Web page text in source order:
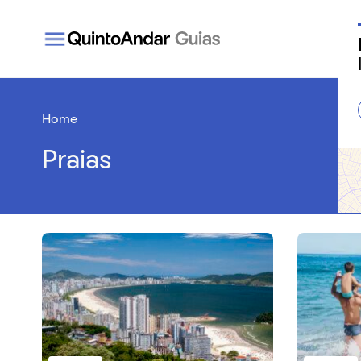
QuintoAndar Guias - Inspiração e tudo o que
Home
Praias